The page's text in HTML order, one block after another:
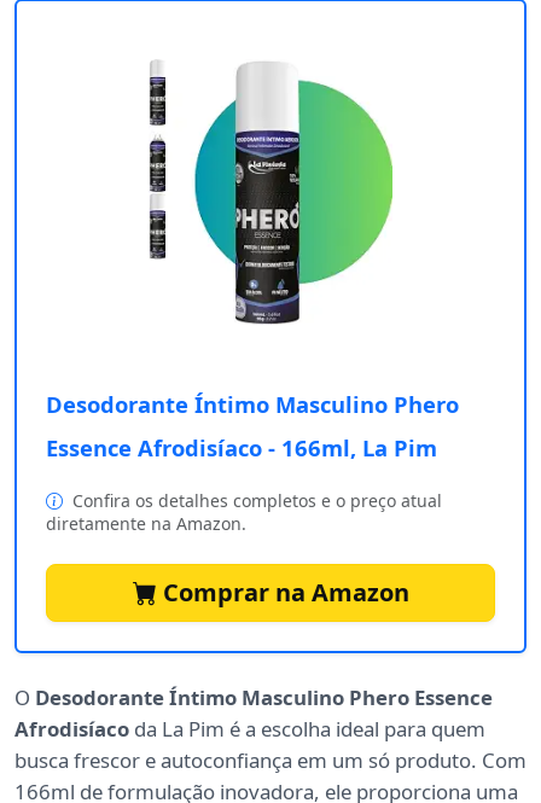
Desodorante Íntimo Masculino Phero
Essence Afrodisíaco - 166ml, La Pim
Confira os detalhes completos e o preço atual
diretamente na Amazon.
Comprar na Amazon
O Desodorante Íntimo Masculino Phero Essence
Afrodisíaco da La Pim é a escolha ideal para quem
busca frescor e autoconfiança em um só produto. Com
166ml de formulação inovadora, ele proporciona uma